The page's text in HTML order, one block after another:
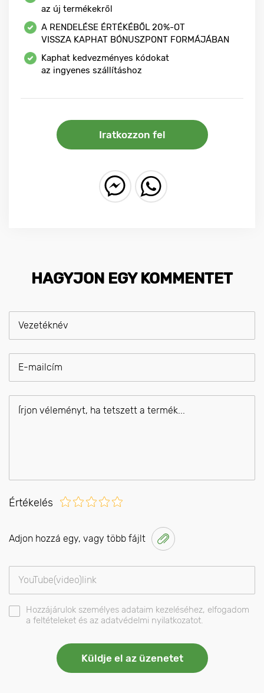
az új termékekről
A RENDELÉSE ÉRTÉKÉBŐL 20%-OT
VISSZA KAPHAT BÓNUSZPONT FORMÁJÁBAN
Kaphat kedvezményes kódokat
az ingyenes szállításhoz
Iratkozzon fel
HAGYJON EGY KOMMENTET
Értékelés
Adjon hozzá egy, vagy több fájlt
Hozzájárulok személyes adataim kezeléséhez, elfogadom
a feltételeket és az adatvédelmi nyilatkozatot.